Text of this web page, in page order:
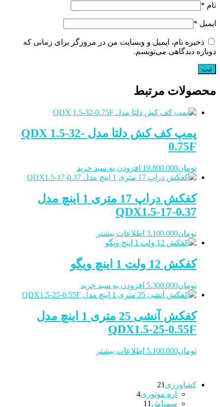
نام *
ایمیل *
ذخیره نام، ایمیل و وبسایت من در مرورگر برای زمانی که
دوباره دیدگاهی می‌نویسم.
محصولات مرتبط
پمپ کف کش دلتا مدل QDX 1.5-32-
0.75F
تومان19.800.000 افزودن به سبد خرید
کفکش دراپ 17 متری 1 اینچ مدل
QDX1.5-17-0.37
تومان3.100.000 اطلاعات بیشتر
کفکش 12 ولت 1 اینچ ویگو
تومان5.300.000 افزودن به سبد خرید
کفکش آنشی 25 متری 1 اینچ مدل
QDX1.5-25-0.55F
تومان5.100.000 اطلاعات بیشتر
کشاورزی 21
محصولات
اره موتوری4
4
سمپاش 11